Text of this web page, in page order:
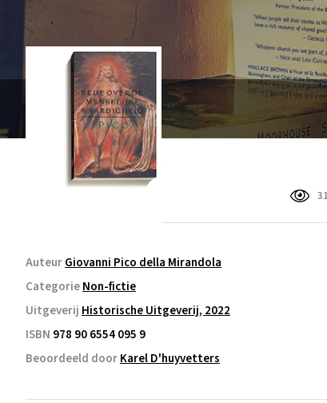
AuteurGiovanni Pico della Mirandola
CategorieNon-fictie
Uitgeverij Historische Uitgeverij, 2022
ISBN 978 90 6554 095 9
Beoordeeld doorKarel D'huyvetters